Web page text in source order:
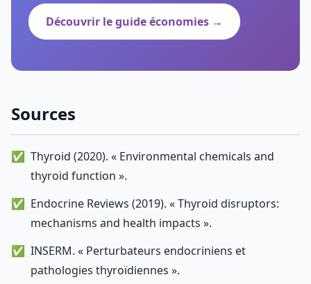
Découvrir le guide économies →
Sources
Thyroid (2020). « Environmental chemicals and
thyroid function ».
Endocrine Reviews (2019). « Thyroid disruptors:
mechanisms and health impacts ».
INSERM. « Perturbateurs endocriniens et
pathologies thyroïdiennes ».